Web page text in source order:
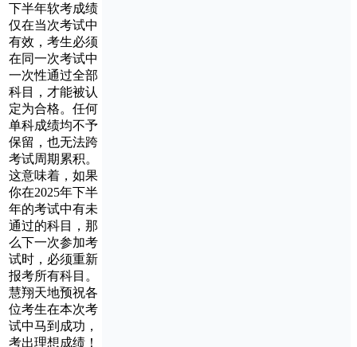
下半年软考成绩
仅在当次考试中
有效，考生必须
在同一次考试中
一次性通过全部
科目，才能被认
定为合格。任何
单科成绩均不予
保留，也无法跨
考试周期累积。
这意味着，如果
你在2025年下半
年的考试中有未
通过的科目，那
么下一次参加考
试时，必须重新
报考所有科目。
慧翔天地预祝各
位考生在本次考
试中马到成功，
考出理想成绩！